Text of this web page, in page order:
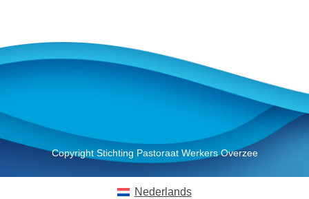
Copyright Stichting Pastoraat Werkers Overzee
Nederlands